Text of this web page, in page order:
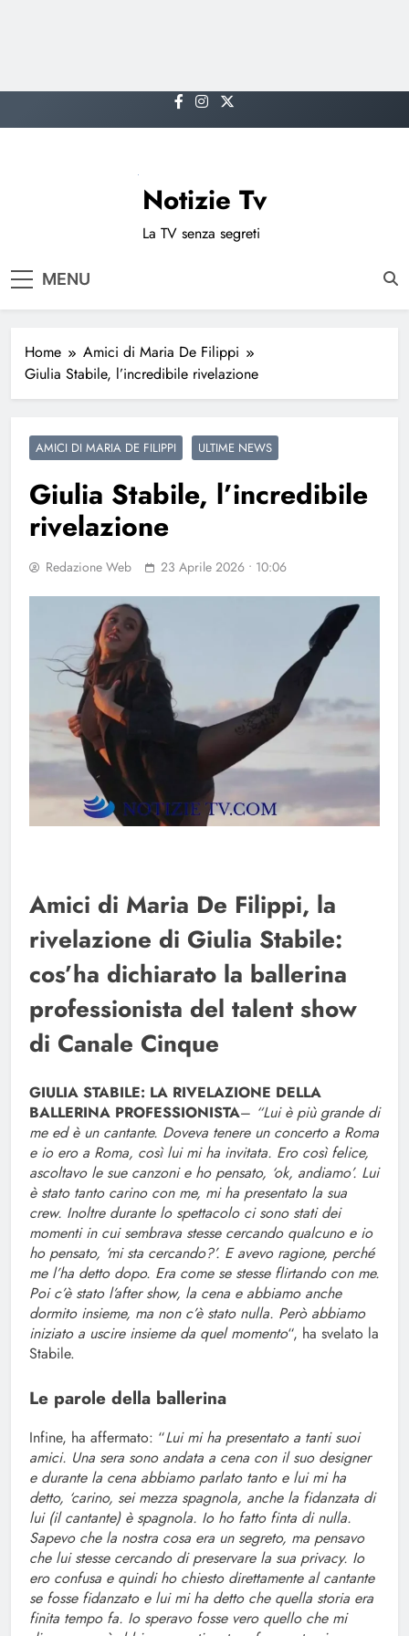
to
Notizie Tv
La TV senza segreti
MENU
Home
Amici di Maria De Filippi
Giulia Stabile, l’incredibile rivelazione
AMICI DI MARIA DE FILIPPI ULTIME NEWS
Giulia Stabile, l’incredibile
rivelazione
Redazione Web 23 Aprile 2026 • 10:06
Amici di Maria De Filippi, la
rivelazione di Giulia Stabile:
cos’ha dichiarato la ballerina
professionista del talent show
di Canale Cinque
GIULIA STABILE: LA RIVELAZIONE DELLA
BALLERINA PROFESSIONISTA– “Lui è più grande di
me ed è un cantante. Doveva tenere un concerto a Roma
e io ero a Roma, così lui mi ha invitata. Ero così felice,
ascoltavo le sue canzoni e ho pensato, ‘ok, andiamo’. Lui
è stato tanto carino con me, mi ha presentato la sua
crew. Inoltre durante lo spettacolo ci sono stati dei
momenti in cui sembrava stesse cercando qualcuno e io
ho pensato, ‘mi sta cercando?’. E avevo ragione, perché
me l’ha detto dopo. Era come se stesse flirtando con me.
Poi c’è stato l’after show, la cena e abbiamo anche
dormito insieme, ma non c’è stato nulla. Però abbiamo
iniziato a uscire insieme da quel momento“, ha svelato la
Stabile.
Le parole della ballerina
Infine, ha affermato: “Lui mi ha presentato a tanti suoi
amici. Una sera sono andata a cena con il suo designer
e durante la cena abbiamo parlato tanto e lui mi ha
detto, ‘carino, sei mezza spagnola, anche la fidanzata di
lui (il cantante) è spagnola. Io ho fatto finta di nulla.
Sapevo che la nostra cosa era un segreto, ma pensavo
che lui stesse cercando di preservare la sua privacy. Io
ero confusa e quindi ho chiesto direttamente al cantante
se fosse fidanzato e lui mi ha detto che quella storia era
finita tempo fa. Io speravo fosse vero quello che mi